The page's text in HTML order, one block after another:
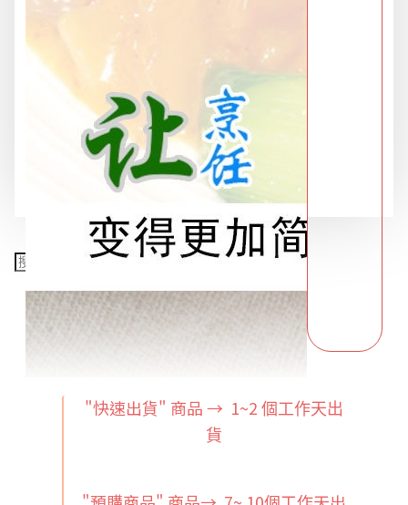
限時特惠專區
餐飲廚具
銅板精選
"快速出貨" 商品 → 1~2 個工作天出
貨